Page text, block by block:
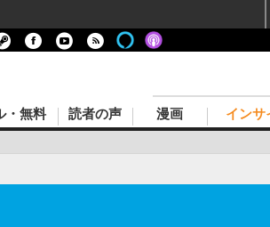
・無料 読者の声 漫画 インサ